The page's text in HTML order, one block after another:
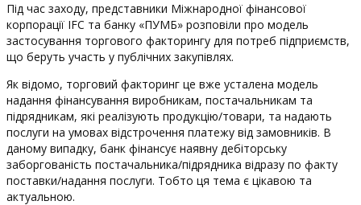
Під час заходу, представники Міжнародної фінансової
корпорації IFC та банку «ПУМБ» розповіли про модель
застосування торгового факторингу для потреб підприємств,
що беруть участь у публічних закупівлях.
Як відомо, торговий факторинг це вже усталена модель
надання фінансування виробникам, постачальникам та
підрядникам, які реалізують продукцію/товари, та надають
послуги на умовах відстрочення платежу від замовників. В
даному випадку, банк фінансує наявну дебіторську
заборгованість постачальника/підрядника відразу по факту
поставки/надання послуги. Тобто ця тема є цікавою та
актуальною.